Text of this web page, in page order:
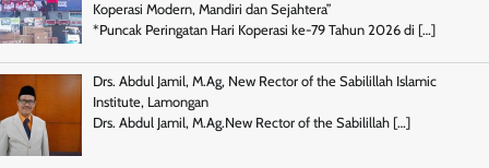
Koperasi Modern, Mandiri dan Sejahtera”
*Puncak Peringatan Hari Koperasi ke-79 Tahun 2026 di […]
Drs. Abdul Jamil, M.Ag, New Rector of the Sabilillah Islamic
Institute, Lamongan
Drs. Abdul Jamil, M.Ag.New Rector of the Sabilillah […]